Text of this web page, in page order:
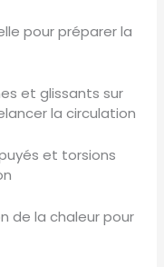
pour préparer la
et glissants sur
la circulation
et torsions
de la chaleur pour